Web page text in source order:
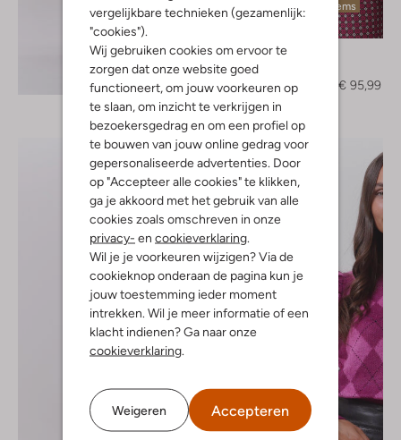
vergelijkbare technieken (gezamenlijk:
"cookies").
Wij gebruiken cookies om ervoor te
zorgen dat onze website goed
functioneert, om jouw voorkeuren op
te slaan, om inzicht te verkrijgen in
bezoekersgedrag en om een profiel op
te bouwen van jouw online gedrag voor
gepersonaliseerde advertenties. Door
op "Accepteer alle cookies" te klikken,
ga je akkoord met het gebruik van alle
cookies zoals omschreven in onze
privacy- en cookieverklaring.
Wil je je voorkeuren wijzigen? Via de
cookieknop onderaan de pagina kun je
jouw toestemming ieder moment
intrekken. Wil je meer informatie of een
klacht indienen? Ga naar onze
cookieverklaring.
Weigeren Accepteren
Ontdek de look
Laatste items
Liu Jo
€ 159,95
€ 95,99